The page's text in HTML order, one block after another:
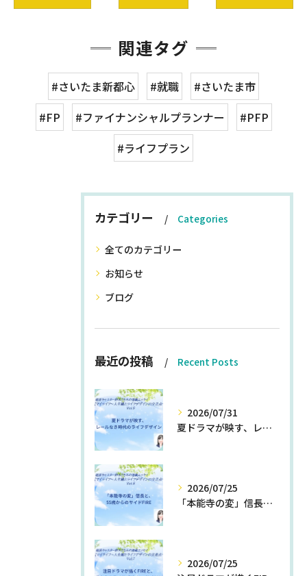
関連タグ
#さいたま新都心 #就職
#さいたま市
#FP
#ファイナンシャルプランナー
#PFP
#ライフプラン
カテゴリー Categories
全てのカテゴリー
お知らせ
ブログ
最近の投稿 Recent Posts
2026/07/31
夏ドラマが映す、レールなき時代のライフデザイン
2026/07/25
「本能寺の変」信長と、55歳からのサイドFIRE
2026/07/25